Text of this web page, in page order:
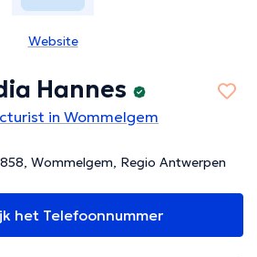
Website
Hannes
in Wommelgem
Wommelgem, Regio Antwerpen
het Telefoonnummer